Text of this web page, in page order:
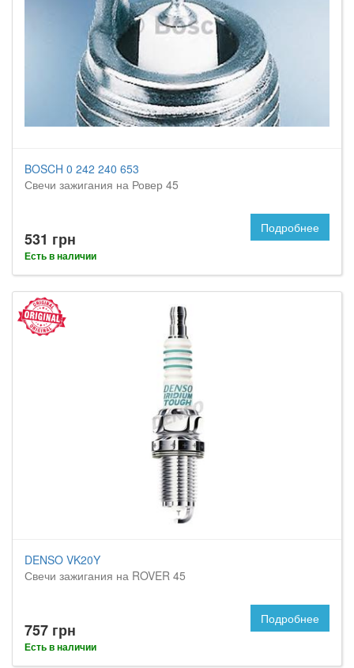
BOSCH 0 242 240 653
Свечи зажигания на Ровер 45
531 грн
Есть в наличии
Подробнее
DENSO VK20Y
Свечи зажигания на ROVER 45
757 грн
Есть в наличии
Подробнее